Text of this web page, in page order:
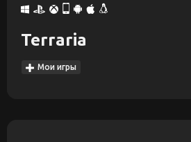
Terraria
Мои игры